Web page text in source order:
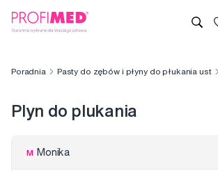
Poradnia Pasty do zębów i płyny do płukania ust
Plyn do plukania
M Monika